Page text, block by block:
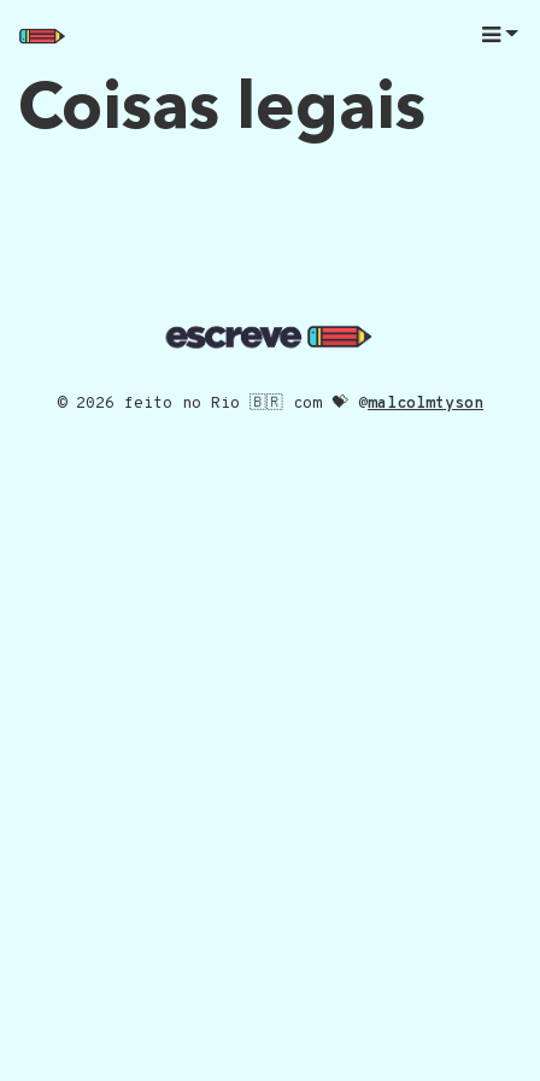
Coisas legais
© 2026 feito no Rio 🇧🇷 com 💝 @malcolmtyson